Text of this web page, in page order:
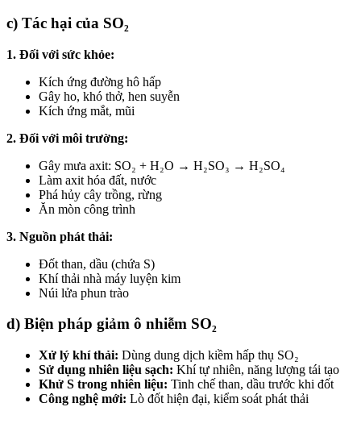
c) Tác hại của SO₂
1. Đối với sức khỏe:
Kích ứng đường hô hấp
Gây ho, khó thở, hen suyễn
Kích ứng mắt, mũi
2. Đối với môi trường:
Gây mưa axit: SO₂ + H₂O → H₂SO₃ → H₂SO₄
Làm axit hóa đất, nước
Phá hủy cây trồng, rừng
Ăn mòn công trình
3. Nguồn phát thải:
Đốt than, dầu (chứa S)
Khí thải nhà máy luyện kim
Núi lửa phun trào
d) Biện pháp giảm ô nhiễm SO₂
Xử lý khí thải: Dùng dung dịch kiềm hấp thụ SO₂
Sử dụng nhiên liệu sạch: Khí tự nhiên, năng lượng tái tạo
Khử S trong nhiên liệu: Tinh chế than, dầu trước khi đốt
Công nghệ mới: Lò đốt hiện đại, kiểm soát phát thải